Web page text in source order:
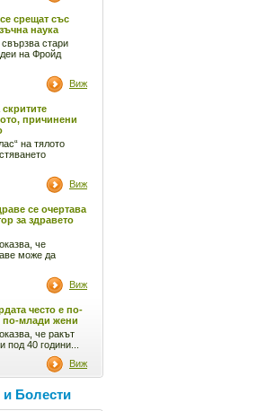
срещат със
наука
стари
на Фройд
Виж
причинени
на тялото
Виж
се очертава
за здравето
че
може да
Виж
често е по-
по-млади жени
че ракът
под 40 години...
Виж
Болести